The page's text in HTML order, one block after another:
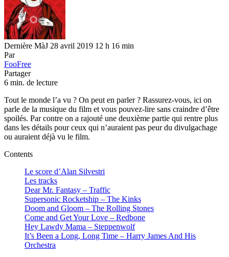
Dernière MàJ 28 avril 2019 12 h 16 min
Par
FooFree
Partager
6 min. de lecture
Tout le monde l’a vu ? On peut en parler ? Rassurez-vous, ici on
parle de la musique du film et vous pouvez-lire sans craindre d’être
spoilés. Par contre on a rajouté une deuxième partie qui rentre plus
dans les détails pour ceux qui n’auraient pas peur du divulgachage
ou auraient déjà vu le film.
Contents
Le score d’Alan Silvestri
Les tracks
Dear Mr. Fantasy – Traffic
Supersonic Rocketship – The Kinks
Doom and Gloom – The Rolling Stones
Come and Get Your Love – Redbone
Hey Lawdy Mama – Steppenwolf
It’s Been a Long, Long Time – Harry James And His
Orchestra